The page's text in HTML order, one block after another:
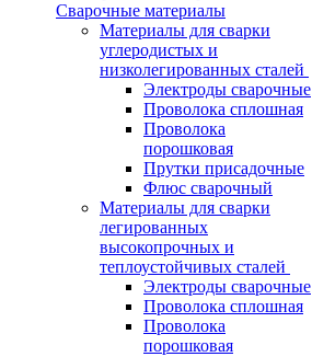
Сварочные материалы
Материалы для сварки
углеродистых и
низколегированных сталей
Электроды сварочные
Проволока сплошная
Проволока
порошковая
Прутки присадочные
Флюс сварочный
Материалы для сварки
легированных
высокопрочных и
теплоустойчивых сталей
Электроды сварочные
Проволока сплошная
Проволока
порошковая